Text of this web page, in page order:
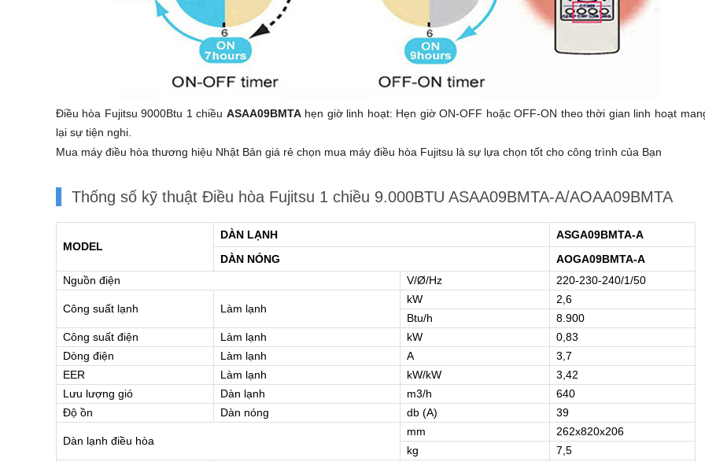
Điều hòa Fujitsu 9000Btu 1 chiều ASAA09BMTA hẹn giờ linh hoạt: Hẹn giờ ON-OFF hoặc OFF-ON theo thời gian linh hoạt
lại sự tiện nghi.
Mua máy điều hòa thương hiệu Nhật Bản giá rẻ chọn mua máy điều hòa Fujitsu là sự lựa chọn tốt cho công trình của Bạn
Thống số kỹ thuật Điều hòa Fujitsu 1 chiều 9.000BTU ASAA09BMTA-A/AOAA09BMTA
MODEL
DÀN LẠNH
ASGA09BMTA-A
DÀN NÓNG
AOGA09BMTA-A
Nguồn điện
V/Ø/Hz 220-230-240/1/50
Công suất lạnh Làm lạnh
kW
2,6
Btu/h
8.900
Công suất điện
Làm lạnh kW
0,83
Dòng điện
Làm lạnh A
3,7
EER
Làm lạnh kW/kW
3,42
Lưu lượng gió
Dàn lạnh m3/h
640
Độ ồn
Dàn nóng db (A) 39
Dàn lạnh điều hòa
mm
262x820x206
kg
7,5